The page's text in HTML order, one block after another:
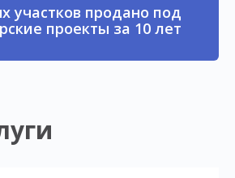
участков продано под
проекты за 10 лет